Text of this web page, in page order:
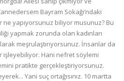
Bayram Sokağı’ndaki
yapıyorsunuz biliyor musunuz? Bu
yapmak zorunda olan kadınları
meşrulaştırıyorsunuz. İnsanlar da
işleyebiliyor. Hani nefret söylemi
pratikte gerçekleştiriyorsunuz.
Yani suç ortağısınız. 10 martta